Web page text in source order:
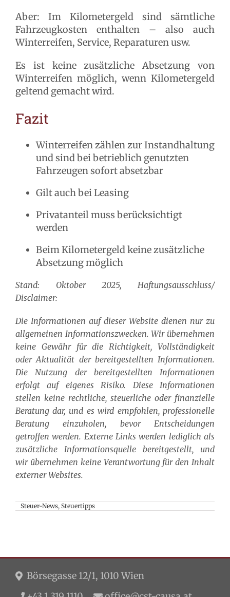
Aber: Im Kilometergeld sind sämtliche
Fahrzeugkosten enthalten – also auch
Winterreifen, Service, Reparaturen usw.
Es ist keine zusätzliche Absetzung von
Winterreifen möglich, wenn Kilometergeld
geltend gemacht wird.
Fazit
Winterreifen zählen zur Instandhaltung
und sind bei betrieblich genutzten
Fahrzeugen sofort absetzbar
Gilt auch bei Leasing
Privatanteil muss berücksichtigt
werden
Beim Kilometergeld keine zusätzliche
Absetzung möglich
Stand: Oktober 2025, Haftungsausschluss/
Disclaimer:
Die Informationen auf dieser Website dienen nur zu
allgemeinen Informationszwecken. Wir übernehmen
keine Gewähr für die Richtigkeit, Vollständigkeit
oder Aktualität der bereitgestellten Informationen.
Die Nutzung der bereitgestellten Informationen
erfolgt auf eigenes Risiko. Diese Informationen
stellen keine rechtliche, steuerliche oder finanzielle
Beratung dar, und es wird empfohlen, professionelle
Beratung einzuholen, bevor Entscheidungen
getroffen werden. Externe Links werden lediglich als
zusätzliche Informationsquelle bereitgestellt, und
wir übernehmen keine Verantwortung für den Inhalt
externer Websites.
Steuer-News, Steuertipps
Börsegasse 12/1, 1010 Wien